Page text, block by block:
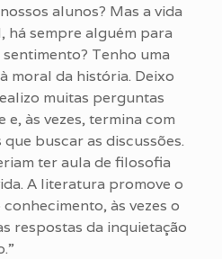
alunos? Mas a vida
há sempre alguém para
Tenho uma
moral da história. Deixo
muitas perguntas
às vezes, termina com
buscar as discussões.
ter aula de filosofia
A literatura promove o
às vezes o
respostas da inquietação